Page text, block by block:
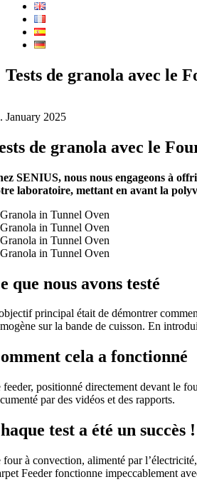
Tests de granola avec le
January 2025
de granola avec le
SENIUS, nous nous engageons à
laboratoire, mettant en avant la
que nous avons testé
principal était de démontrer
sur la bande de cuisson. En
cela a fonctionné
feeder, positionné directement devant le
par des vidéos et des rapports.
test a été un succès !
four à convection, alimenté par
Feeder fonctionne impeccablement